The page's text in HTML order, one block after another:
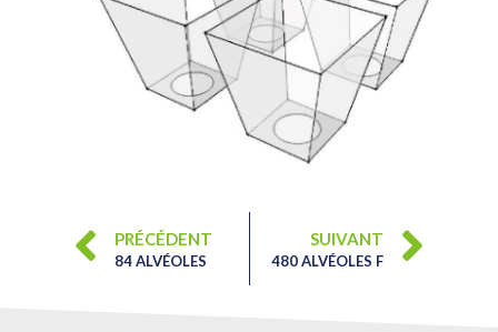
PRÉCÉDENT
84 ALVÉOLES
SUIVANT
480 ALVÉOLES F